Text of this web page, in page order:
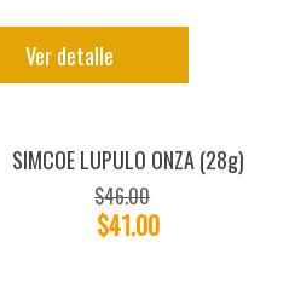
Ver detalle
SIMCOE LUPULO ONZA (28g)
$46.00
$41.00